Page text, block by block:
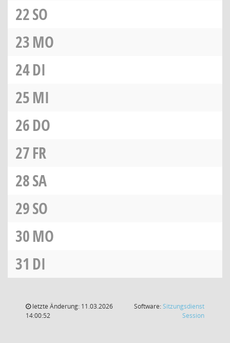
22SO
23MO
24DI
25MI
26DO
27FR
28SA
29SO
30MO
31 DI
letzte Änderung: 11.03.2026
14:00:52
Software:Sitzungsdienst
Session(Wird in